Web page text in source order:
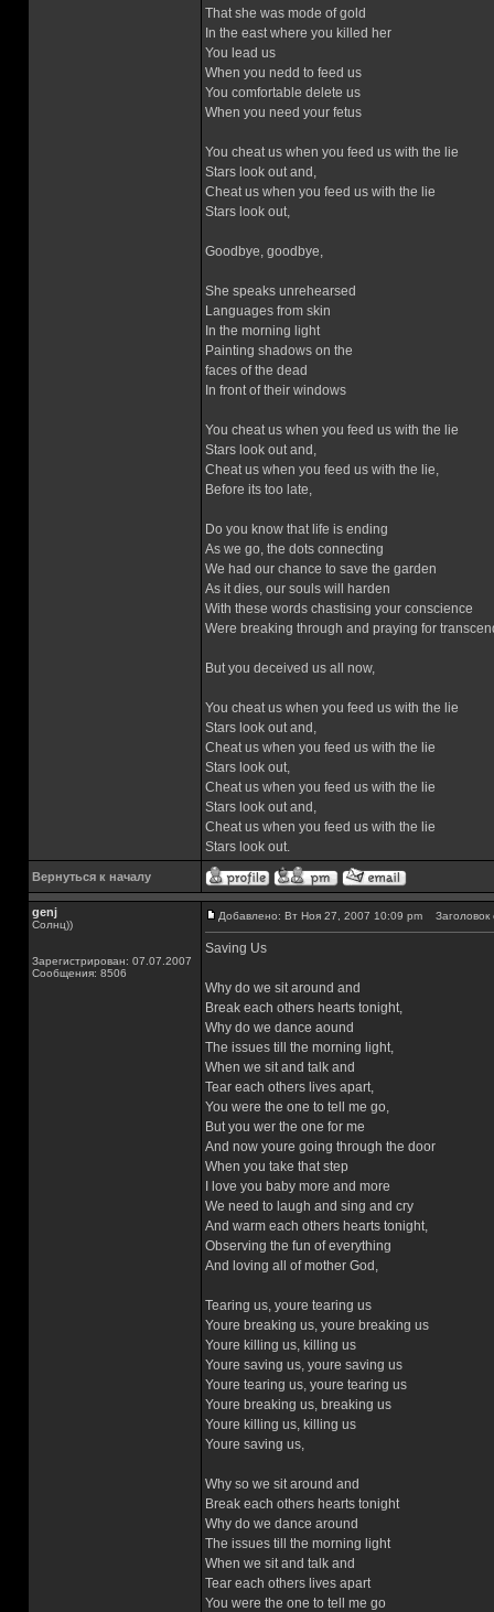
That she was mode of gold
In the east where you killed her
You lead us
When you nedd to feed us
You comfortable delete us
When you need your fetus
You cheat us when you feed us with the lie
Stars look out and,
Cheat us when you feed us with the lie
Stars look out,
Goodbye, goodbye,
She speaks unrehearsed
Languages from skin
In the morning light
Painting shadows on the
faces of the dead
In front of their windows
You cheat us when you feed us with the lie
Stars look out and,
Cheat us when you feed us with the lie,
Before its too late,
Do you know that life is ending
As we go, the dots connecting
We had our chance to save the garden
As it dies, our souls will harden
With these words chastising your conscience
Were breaking through and praying for
But you deceived us all now,
You cheat us when you feed us with the lie
Stars look out and,
Cheat us when you feed us with the lie
Stars look out,
Cheat us when you feed us with the lie
Stars look out and,
Cheat us when you feed us with the lie
Stars look out.
Вернуться к началу
genj
Солнц))
Зарегистрирован: 07.07.2007
Сообщения: 8506
Добавлено: Вт Ноя 27, 2007 10:09 pm Заголовок
Saving Us
Why do we sit around and
Break each others hearts tonight,
Why do we dance aound
The issues till the morning light,
When we sit and talk and
Tear each others lives apart,
You were the one to tell me go,
But you wer the one for me
And now youre going through the door
When you take that step
I love you baby more and more
We need to laugh and sing and cry
And warm each others hearts tonight,
Observing the fun of everything
And loving all of mother God,
Tearing us, youre tearing us
Youre breaking us, youre breaking us
Youre killing us, killing us
Youre saving us, youre saving us
Youre tearing us, youre tearing us
Youre breaking us, breaking us
Youre killing us, killing us
Youre saving us,
Why so we sit around and
Break each others hearts tonight
Why do we dance around
The issues till the morning light
When we sit and talk and
Tear each others lives apart
You were the one to tell me go